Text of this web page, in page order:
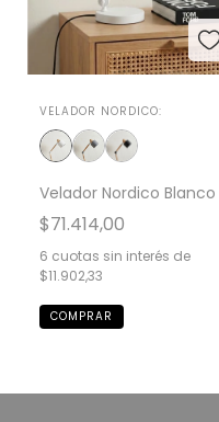
VELADOR NORDICO:
Velador Nordico Blanco
$71.414,00
6 cuotas sin interés de
$11.902,33